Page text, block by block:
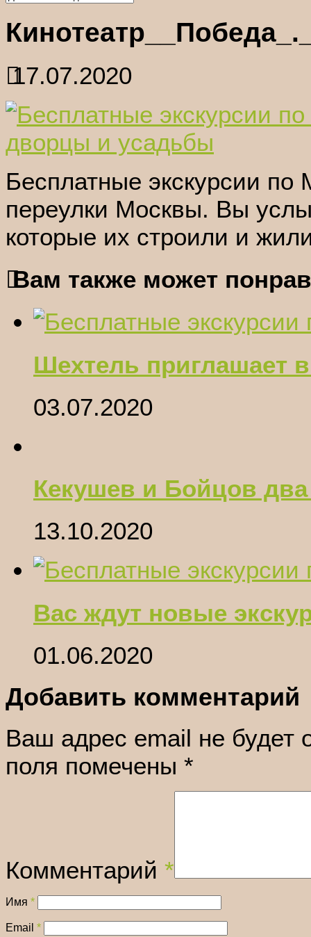
17.07.2020
Бесплатные экскурсии
переулки Москвы. Вы
которые их строили и
Вам также может
Шехтель приглашает
03.07.2020
Кекушев и Бойцов
13.10.2020
Вас ждут новые
01.06.2020
Добавить комментарий
Ваш адрес email не будет
поля помечены *
Комментарий *
Имя *
Email *